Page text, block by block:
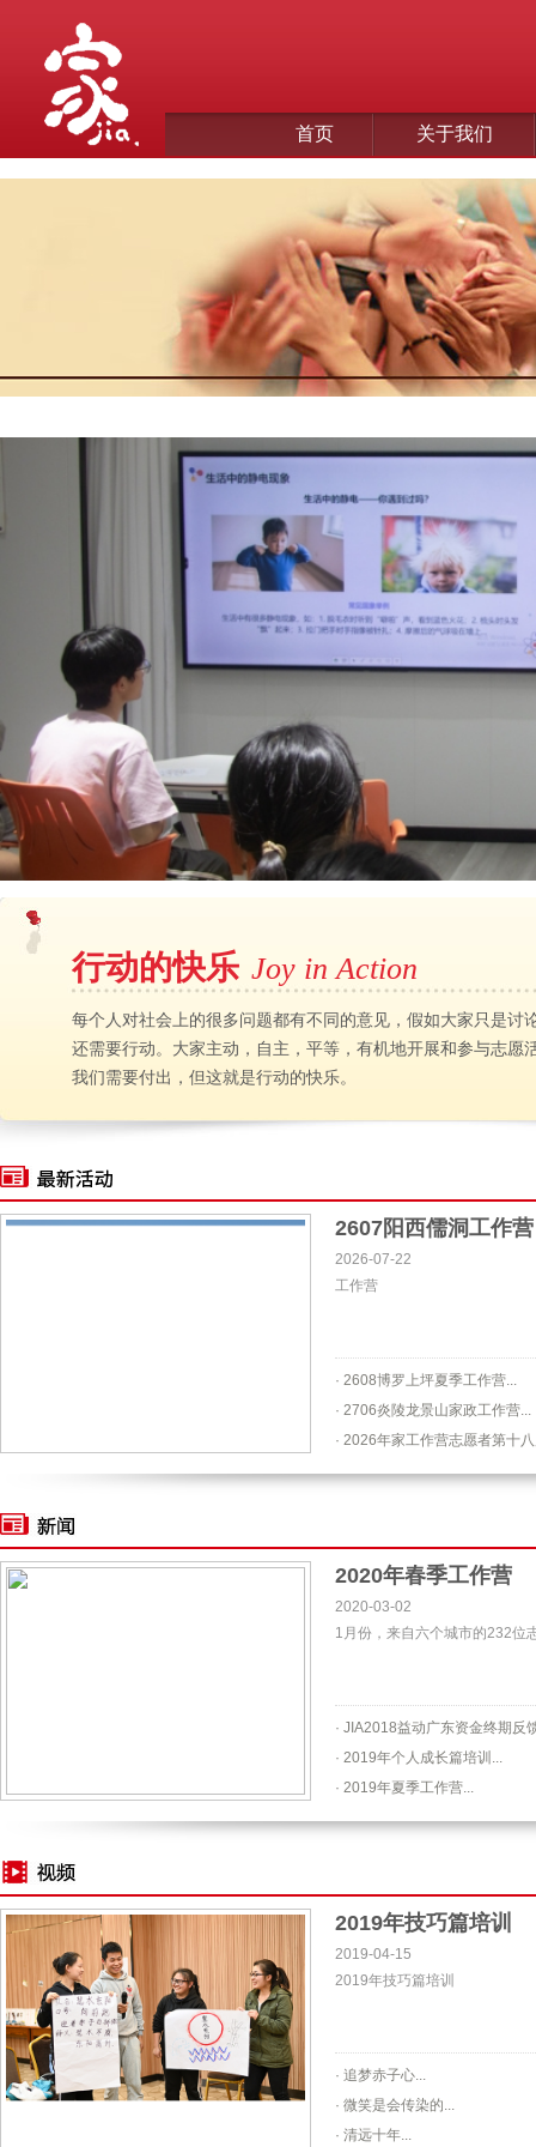
首页 关于我们
行动的快乐 Joy in Action
每个人对社会上的很多问题都有不同的意见，假如大家只是讨
还需要行动。大家主动，自主，平等，有机地开展和参与志愿
我们需要付出，但这就是行动的快乐。
2607阳西儒洞工作营
2026-07-22
工作营
· 2608博罗上坪夏季工作营...
· 2706炎陵龙景山家政工作营...
· 2026年家工作营志愿者第十
2020年春季工作营
2020-03-02
1月份，来自六个城市的232位
· JIA2018益动广东资金终期反
· 2019年个人成长篇培训...
· 2019年夏季工作营...
2019年技巧篇培训
2019-04-15
2019年技巧篇培训
· 追梦赤子心...
· 微笑是会传染的...
· 清远十年...